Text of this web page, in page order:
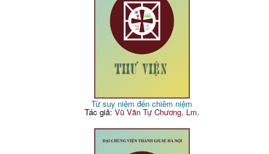
Từ suy niệm đến chiêm niệm
Tác giả:Vũ Văn Tự Chương, Lm.